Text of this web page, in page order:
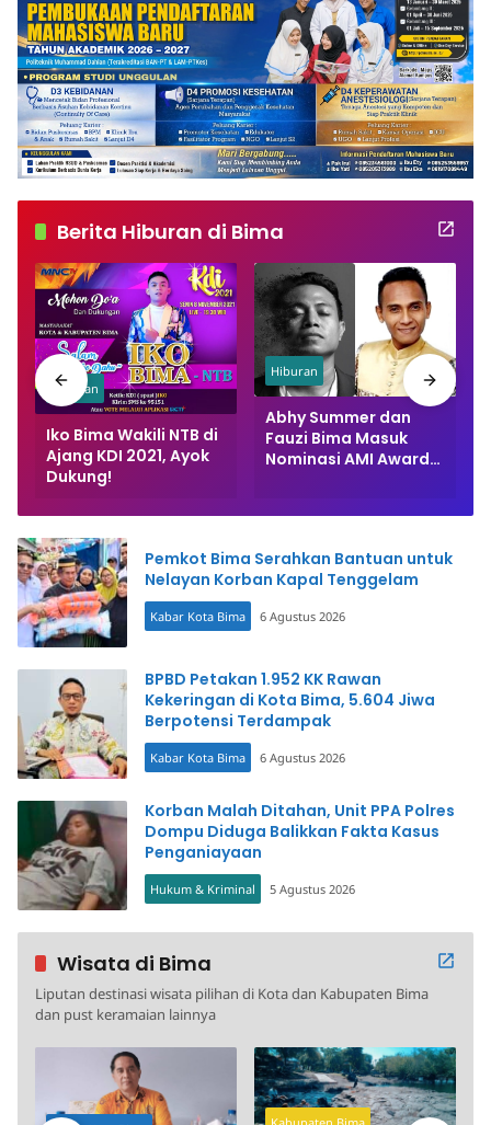
Berita Hiburan di Bima
Hiburan
Iko Bima Wakili NTB di
Ajang KDI 2021, Ayok
Dukung!
Hiburan
Abhy Summer dan
Fauzi Bima Masuk
Nominasi AMI Award
Pemkot Bima Serahkan Bantuan untuk
Nelayan Korban Kapal Tenggelam
Kabar Kota Bima 6 Agustus 2026
BPBD Petakan 1.952 KK Rawan
Kekeringan di Kota Bima, 5.604 Jiwa
Berpotensi Terdampak
Kabar Kota Bima 6 Agustus 2026
Korban Malah Ditahan, Unit PPA Polres
Dompu Diduga Balikkan Fakta Kasus
Penganiayaan
Hukum & Kriminal 5 Agustus 2026
Wisata di Bima
Liputan destinasi wisata pilihan di Kota dan Kabupaten Bima
dan pust keramaian lainnya